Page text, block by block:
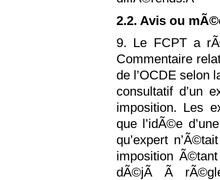
2.2. Avis ou
9. Le FCPT a
Commentaire
de l’OCDE selon
consultatif d’un
imposition. Les
que l’idÃ©e
qu’expert
imposition
dÃ©jÃ Ã